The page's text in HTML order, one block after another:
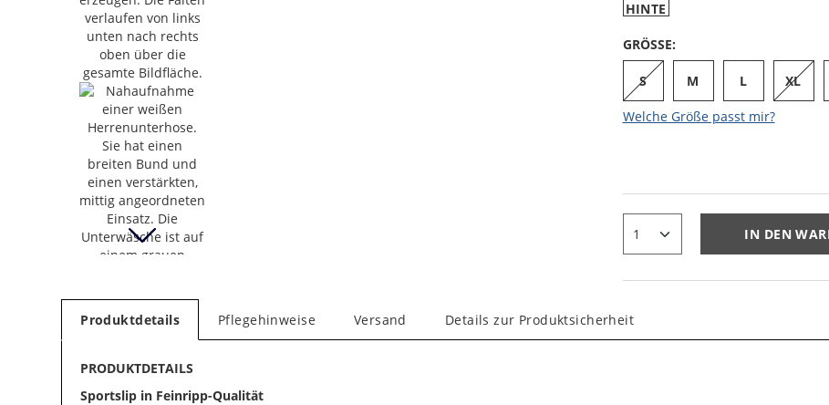
GRÖSSE:
S M L XL
Welche Größe passt mir?
IN DEN
Produktdetails Pflegehinweise Versand Details zur Produktsicherheit
PRODUKTDETAILS
Sportslip in Feinripp-Qualität